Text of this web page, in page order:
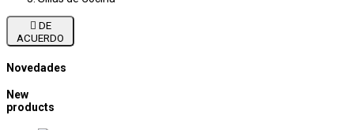

ACUERDO
Novedades
New
products